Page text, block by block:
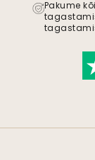
Pakume